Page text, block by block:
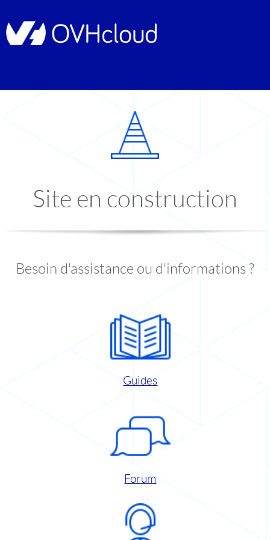
Site en construction
Besoin d'assistance ou d'informations ?
Guides
Forum